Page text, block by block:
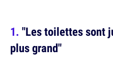
"Les toilettes sont
plus grand"